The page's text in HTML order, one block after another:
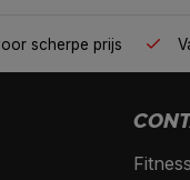
Professionele